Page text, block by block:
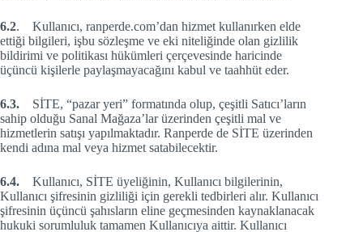
6.2. Kullanıcı, ranperde.com’dan hizmet kullanırken elde
ettiği bilgileri, işbu sözleşme ve eki niteliğinde olan gizlilik
bildirimi ve politikası hükümleri çerçevesinde haricinde
üçüncü kişilerle paylaşmayacağını kabul ve taahhüt eder.
6.3. SİTE, “pazar yeri” formatında olup, çeşitli Satıcı’ların
sahip olduğu Sanal Mağaza’lar üzerinden çeşitli mal ve
hizmetlerin satışı yapılmaktadır. Ranperde de SİTE üzerinden
kendi adına mal veya hizmet satabilecektir.
6.4.
Kullanıcı, SİTE üyeliğinin, Kullanıcı bilgilerinin,
Kullanıcı şifresinin gizliliği için gerekli tedbirleri alır. Kullanıcı
şifresinin üçüncü şahısların eline geçmesinden kaynaklanacak
hukuki sorumluluk tamamen Kullanıcıya aittir. Kullanıcı